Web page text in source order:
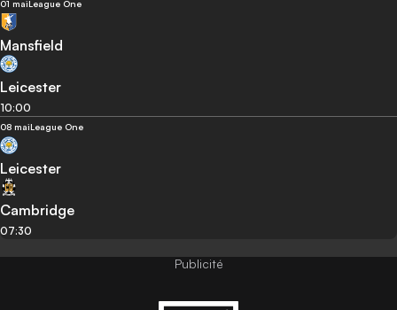
01 maiLeague One
Mansfield
Leicester
10:00
08 maiLeague One
Leicester
Cambridge
07:30